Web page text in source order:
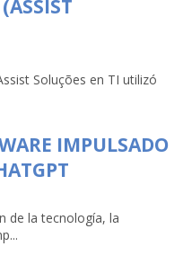
Soluções en TI utilizó
IMPULSADO
de la tecnología, la